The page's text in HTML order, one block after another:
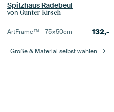
Spitzhaus Radebeul
von Gunter Kirsch
ArtFrame™ –75×50cm 132,-
Größe & Material selbst wählen